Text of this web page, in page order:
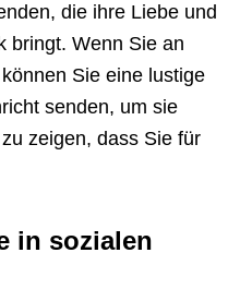
die ihre Liebe und
bringt. Wenn Sie an
Sie eine lustige
senden, um sie
zeigen, dass Sie für
in sozialen